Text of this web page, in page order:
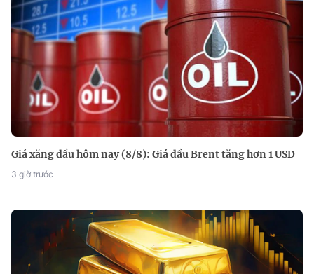
Giá xăng dầu hôm nay (8/8): Giá dầu Brent tăng hơn 1 USD
3 giờ trước